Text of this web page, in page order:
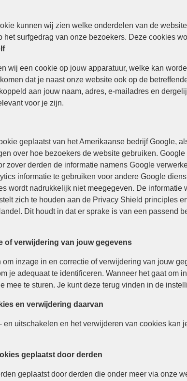
kunnen wij zien welke onderdelen van de
het surfgedrag van onze bezoekers. Deze cookies
wij een cookie op jouw apparatuur, welke kan
dat je naast onze website ook op de
aan jouw naam, adres, e-mailadres en
voor je zijn.
geplaatst van het Amerikaanse bedrijf Google,
over hoe bezoekers de website gebruiken.
zover derden de informatie namens Google
informatie te gebruiken voor andere Google
wordt nadrukkelijk niet meegegeven. De
zich te houden aan de Privacy Shield principles
Dit houdt in dat er sprake is van een passend
of verwijdering van jouw gegevens
om inzage in en correctie of verwijdering van jouw
je adequaat te identificeren. Wanneer het gaat
mee te sturen. Je kunt deze terug vinden in de
en verwijdering daarvan
en uitschakelen en het verwijderen van cookies
geplaatst door derden
geplaatst door derden die onder meer via onze